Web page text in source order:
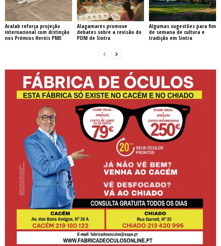
Aralab reforça projeção
internacional com distinção
nos Prémios Heróis PME
Alagamares promove
debates sobre a revisão do
PDM de Sintra
Algumas sugestões para fim
de semana de cultura e
tradição em Sintra